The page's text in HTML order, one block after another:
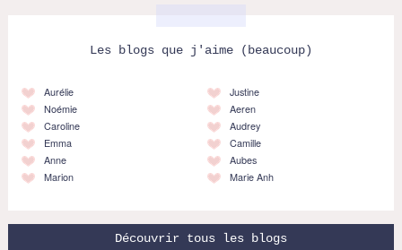
Les blogs que j'aime (beaucoup)
Aurélie
Noémie
Caroline
Emma
Anne
Marion
Justine
Aeren
Audrey
Camille
Aubes
Marie Anh
Découvrir tous les blogs